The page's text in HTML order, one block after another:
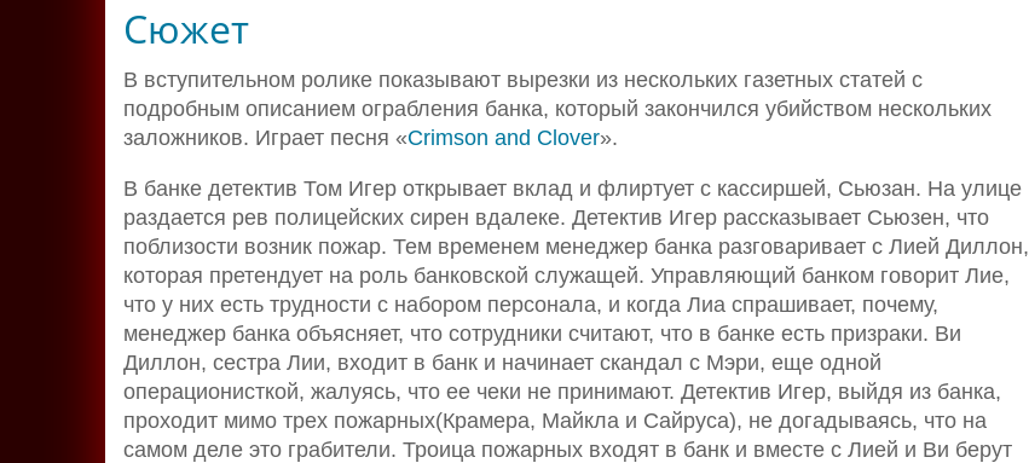
Сюжет
В вступительном ролике показывают вырезки из нескольких газетных статей с
подробным описанием ограбления банка, который закончился убийством нескольких
заложников. Играет песня «Crimson and Clover».
В банке детектив Том Игер открывает вклад и флиртует с кассиршей, Сьюзан. На улице
раздается рев полицейских сирен вдалеке. Детектив Игер рассказывает Сьюзен, что
поблизости возник пожар. Тем временем менеджер банка разговаривает с Лией Диллон,
которая претендует на роль банковской служащей. Управляющий банком говорит Лие,
что у них есть трудности с набором персонала, и когда Лиа спрашивает, почему,
менеджер банка объясняет, что сотрудники считают, что в банке есть призраки. Ви
Диллон, сестра Лии, входит в банк и начинает скандал с Мэри, еще одной
операционисткой, жалуясь, что ее чеки не принимают. Детектив Игер, выйдя из банка,
проходит мимо трех пожарных(Крамера, Майкла и Сайруса), не догадываясь, что на
самом деле это грабители. Троица пожарных входят в банк и вместе с Лией и Ви берут